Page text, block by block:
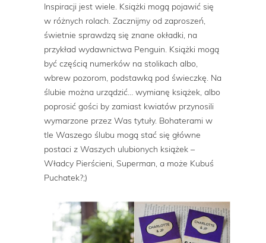
Inspiracji jest wiele. Książki mogą pojawić się
w różnych rolach. Zacznijmy od zaproszeń,
świetnie sprawdzą się znane okładki, na
przykład wydawnictwa Penguin. Książki mogą
być częścią numerków na stolikach albo,
wbrew pozorom, podstawką pod świeczkę. Na
ślubie można urządzić… wymianę książek, albo
poprosić gości by zamiast kwiatów przynosili
wymarzone przez Was tytuły. Bohaterami w
tle Waszego ślubu mogą stać się główne
postaci z Waszych ulubionych książek –
Władcy Pierścieni, Superman, a może Kubuś
Puchatek?;)